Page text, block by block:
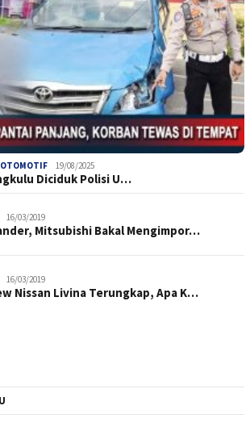
OTOMOTIF 19/08/2025
Diciduk Polisi U…
16/03/2019
Mitsubishi Bakal Mengimpor…
16/03/2019
Nissan Livina Terungkap, Apa K…